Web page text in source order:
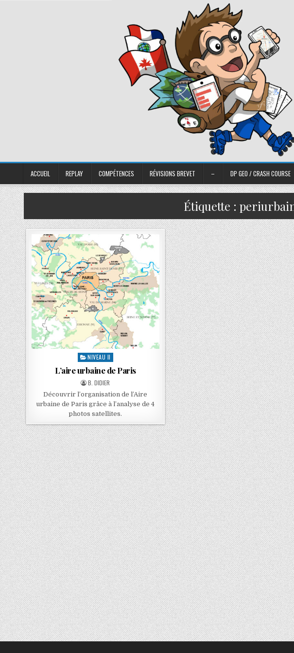
ACCUEIL REPLAY COMPÉTENCES RÉVISIONS BREVET – DP GEO / CRASH COURSE
Étiquette :
NIVEAU II
L’aire urbaine de Paris
B. DIDIER
Découvrir l’organisation de l’Aire
urbaine de Paris grâce à l’analyse de 4
photos satellites.